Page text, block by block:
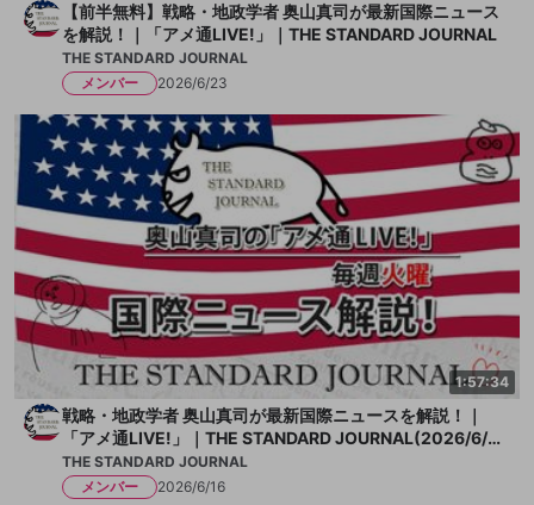
【前半無料】戦略・地政学者 奥山真司が最新国際ニュース
を解説！｜「アメ通LIVE!」｜THE STANDARD JOURNAL
THE STANDARD JOURNAL
メンバー
2026/6/23
1:57:34
戦略・地政学者 奥山真司が最新国際ニュースを解説！｜
「アメ通LIVE!」｜THE STANDARD JOURNAL(2026/6/1
6)
THE STANDARD JOURNAL
メンバー
2026/6/16